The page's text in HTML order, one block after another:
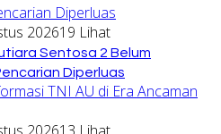
202619 Lihat
Sentosa 2 Belum
Diperluas